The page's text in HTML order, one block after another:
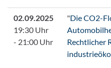
02.09.2025
19:30 Uhr
- 21:00 Uhr
"Die CO2-
Rechtlicher